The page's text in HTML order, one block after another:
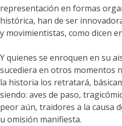
representación en formas
histórica, han de ser
y movimientistas, como dicen
Y quienes se enroquen en su
sucediera en otros momentos
la historia los retratará,
siendo: aves de paso,
peor aún, traidores a la causa
u omisión manifiesta.